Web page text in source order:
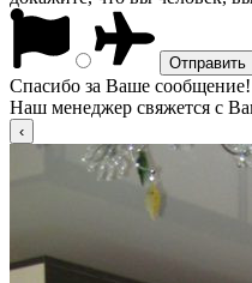
Спасибо за Ваше сообщение!
Наш менеджер свяжется с